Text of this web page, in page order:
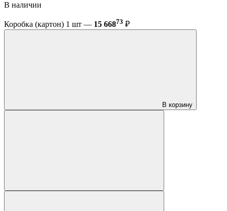
В наличии
Коробка (картон) 1 шт — 15 66873 ₽
В корзину